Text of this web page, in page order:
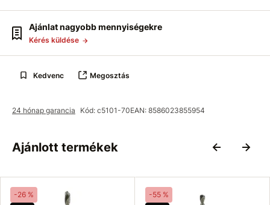
Ajánlat nagyobb mennyiségekre
Kérés küldése
Kedvenc Megosztás
24 hónap garancia Kód: c5101-70EAN: 8586023855954
Ajánlott termékek
-26 %
-55 %